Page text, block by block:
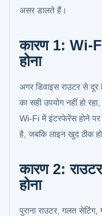
असर डालते हैं।
कारण 1: Wi-
होना
अगर डिवाइस राउटर से
का सही उपयोग नहीं हो
Wi-Fi में इंटरफेरेंस होने पर
है, जबकि लाइन खुद ठीक
कारण 2:
होना
पुराना राउटर, गलत सेटिंग,